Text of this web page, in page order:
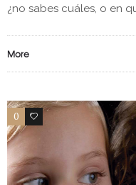
¿no sabes cuáles, o en
More
0 0